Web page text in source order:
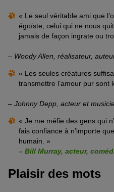
« Le seul véritable ami que
égoïste, celui qui ne nous
jamais de façon ingrate ou
– Woody Allen, réalisateur,
« Les seules créatures
transmettre l’amour pur sont
– Johnny Depp, acteur et
« Je me méfie des gens qui
fais confiance à n’importe
humain. »
– Bill Murray, acteur,
Plaisir des mots